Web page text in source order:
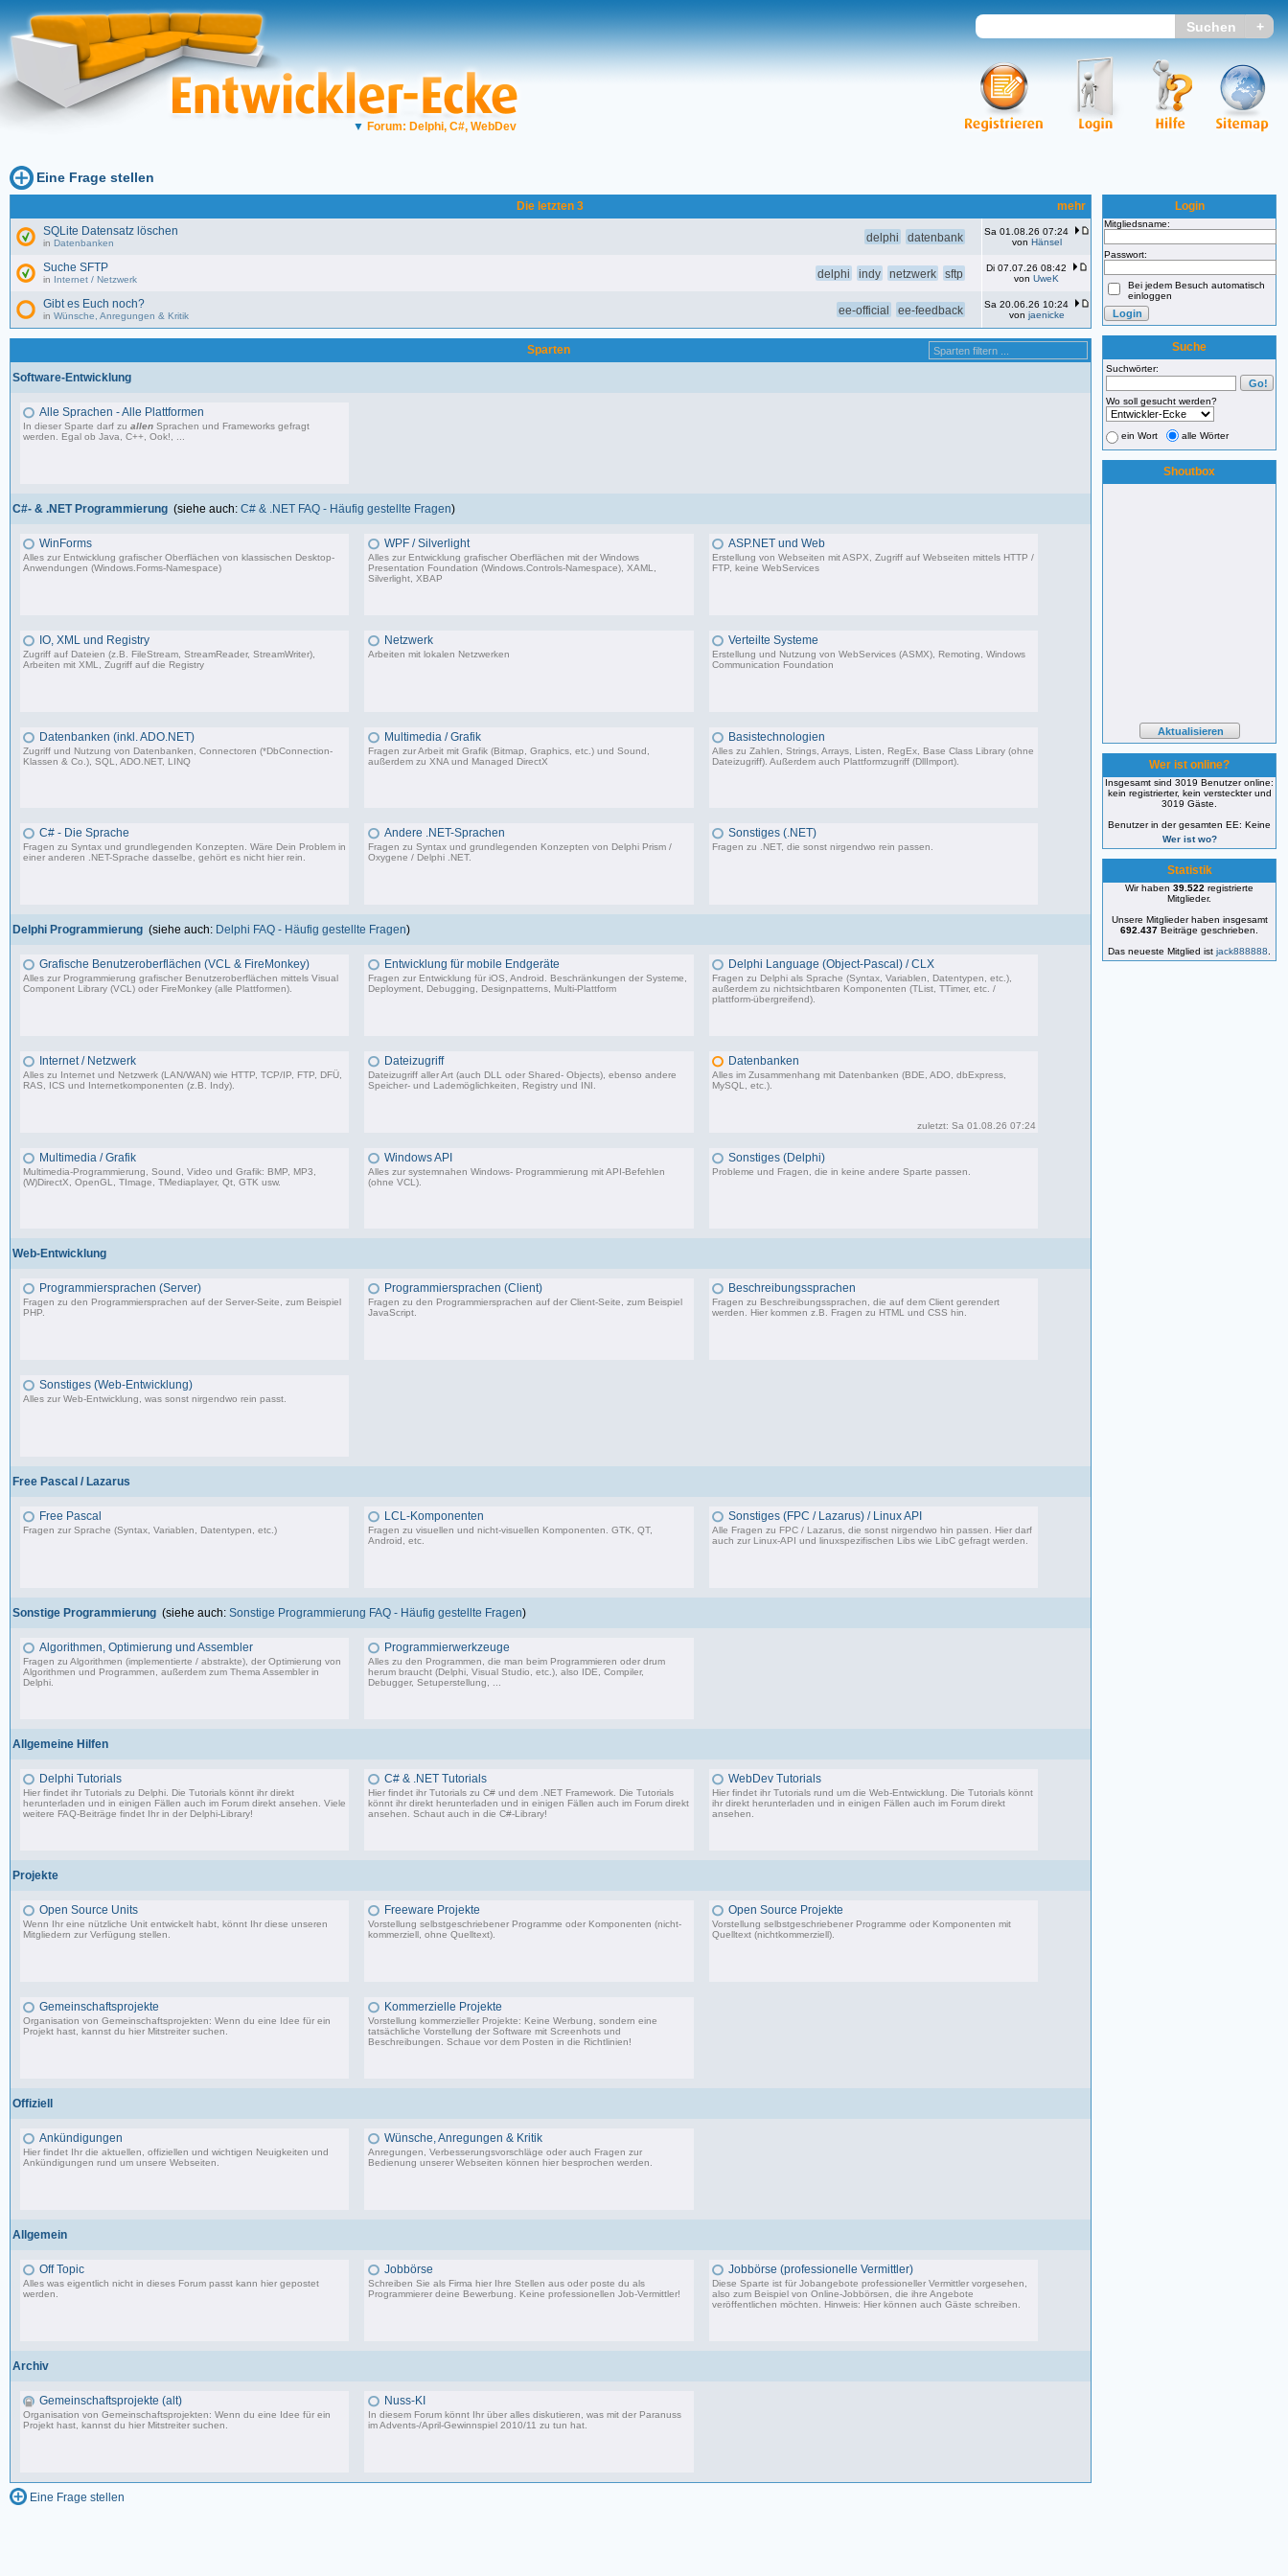
▼ Forum: Delphi, C#, WebDev
Eine Frage stellen
mehr
Die letzten 3
delphi datenbank
SQLite Datensatz löschen
in Datenbanken
Sa 01.08.26 07:24
von Hänsel
delphi indy netzwerk sftp
Suche SFTP
in Internet / Netzwerk
Di 07.07.26 08:42
von UweK
ee-official ee-feedback
Gibt es Euch noch?
in Wünsche, Anregungen & Kritik
Sa 20.06.26 10:24
von jaenicke
Sparten
Software-Entwicklung
Alle Sprachen - Alle Plattformen
In dieser Sparte darf zuallen Sprachen und Frameworks gefragt
werden. Egal ob Java, C++, Ook!, ...
C#- & .NET Programmierung (siehe auch: C# & .NET FAQ - Häufig gestellte Fragen)
WinForms
Alles zur Entwicklung grafischer Oberflächen von klassischen Desktop-
Anwendungen (Windows.Forms-Namespace)
WPF / Silverlight
Alles zur Entwicklung grafischer Oberflächen mit der Windows
Presentation Foundation (Windows.Controls-Namespace), XAML,
Silverlight, XBAP
ASP.NET und Web
Erstellung von Webseiten mit ASPX, Zugriff auf Webseiten mittels HTTP /
FTP, keine WebServices
IO, XML und Registry
Zugriff auf Dateien (z.B. FileStream, StreamReader, StreamWriter),
Arbeiten mit XML, Zugriff auf die Registry
Netzwerk
Arbeiten mit lokalen Netzwerken
Verteilte Systeme
Erstellung und Nutzung von WebServices (ASMX), Remoting, Windows
Communication Foundation
Datenbanken (inkl. ADO.NET)
Zugriff und Nutzung von Datenbanken, Connectoren (*DbConnection-
Klassen & Co.), SQL, ADO.NET, LINQ
Multimedia / Grafik
Fragen zur Arbeit mit Grafik (Bitmap, Graphics, etc.) und Sound,
außerdem zu XNA und Managed DirectX
Basistechnologien
Alles zu Zahlen, Strings, Arrays, Listen, RegEx, Base Class Library (ohne
Dateizugriff). Außerdem auch Plattformzugriff (DllImport).
C# - Die Sprache
Fragen zu Syntax und grundlegenden Konzepten. Wäre Dein Problem in
einer anderen .NET-Sprache dasselbe, gehört es nicht hier rein.
Andere .NET-Sprachen
Fragen zu Syntax und grundlegenden Konzepten von Delphi Prism /
Oxygene / Delphi .NET.
Sonstiges (.NET)
Fragen zu .NET, die sonst nirgendwo rein passen.
Delphi Programmierung (siehe auch: Delphi FAQ - Häufig gestellte Fragen)
Grafische Benutzeroberflächen (VCL & FireMonkey)
Alles zur Programmierung grafischer Benutzeroberflächen mittels Visual
Component Library (VCL) oder FireMonkey (alle Plattformen).
Entwicklung für mobile Endgeräte
Fragen zur Entwicklung für iOS, Android. Beschränkungen der Systeme,
Deployment, Debugging, Designpatterns, Multi-Plattform
Delphi Language (Object-Pascal) / CLX
Fragen zu Delphi als Sprache (Syntax, Variablen, Datentypen, etc.),
außerdem zu nichtsichtbaren Komponenten (TList, TTimer, etc. /
plattform-übergreifend).
Internet / Netzwerk
Alles zu Internet und Netzwerk (LAN/WAN) wie HTTP, TCP/IP, FTP, DFÜ,
RAS, ICS und Internetkomponenten (z.B. Indy).
Dateizugriff
Dateizugriff aller Art (auch DLL oder Shared- Objects), ebenso andere
Speicher- und Lademöglichkeiten, Registry und INI.
Datenbanken
Alles im Zusammenhang mit Datenbanken (BDE, ADO, dbExpress,
MySQL, etc.).
zuletzt: Sa 01.08.26 07:24
40.485 Beiträge, zuletzt: Sa 01.08.26 07:24
Multimedia / Grafik
Multimedia-Programmierung, Sound, Video und Grafik: BMP, MP3,
(W)DirectX, OpenGL, TImage, TMediaplayer, Qt, GTK usw.
Windows API
Alles zur systemnahen Windows- Programmierung mit API-Befehlen
(ohne VCL).
Sonstiges (Delphi)
Probleme und Fragen, die in keine andere Sparte passen.
Web-Entwicklung
Programmiersprachen (Server)
Fragen zu den Programmiersprachen auf der Server-Seite, zum Beispiel
PHP.
Programmiersprachen (Client)
Fragen zu den Programmiersprachen auf der Client-Seite, zum Beispiel
JavaScript.
Beschreibungssprachen
Fragen zu Beschreibungssprachen, die auf dem Client gerendert
werden. Hier kommen z.B. Fragen zu HTML und CSS hin.
Sonstiges (Web-Entwicklung)
Alles zur Web-Entwicklung, was sonst nirgendwo rein passt.
Free Pascal / Lazarus
Free Pascal
Fragen zur Sprache (Syntax, Variablen, Datentypen, etc.)
LCL-Komponenten
Fragen zu visuellen und nicht-visuellen Komponenten. GTK, QT,
Android, etc.
Sonstiges (FPC / Lazarus) / Linux API
Alle Fragen zu FPC / Lazarus, die sonst nirgendwo hin passen. Hier darf
auch zur Linux-API und linuxspezifischen Libs wie LibC gefragt werden.
Sonstige Programmierung (siehe auch: Sonstige Programmierung FAQ - Häufig gestellte Fragen)
Algorithmen, Optimierung und Assembler
Fragen zu Algorithmen (implementierte / abstrakte), der Optimierung von
Algorithmen und Programmen, außerdem zum Thema Assembler in
Delphi.
Programmierwerkzeuge
Alles zu den Programmen, die man beim Programmieren oder drum
herum braucht (Delphi, Visual Studio, etc.), also IDE, Compiler,
Debugger, Setuperstellung, ...
Allgemeine Hilfen
Delphi Tutorials
Hier findet ihr Tutorials zu Delphi. Die Tutorials könnt ihr direkt
herunterladen und in einigen Fällen auch im Forum direkt ansehen. Viele
weitere FAQ-Beiträge findet Ihr in der Delphi-Library!
C# & .NET Tutorials
Hier findet ihr Tutorials zu C# und dem .NET Framework. Die Tutorials
könnt ihr direkt herunterladen und in einigen Fällen auch im Forum direkt
ansehen. Schaut auch in die C#-Library!
WebDev Tutorials
Hier findet ihr Tutorials rund um die Web-Entwicklung. Die Tutorials könnt
ihr direkt herunterladen und in einigen Fällen auch im Forum direkt
ansehen.
Projekte
Open Source Units
Wenn Ihr eine nützliche Unit entwickelt habt, könnt Ihr diese unseren
Mitgliedern zur Verfügung stellen.
Freeware Projekte
Vorstellung selbstgeschriebener Programme oder Komponenten (nicht-
kommerziell, ohne Quelltext).
Open Source Projekte
Vorstellung selbstgeschriebener Programme oder Komponenten mit
Quelltext (nichtkommerziell).
Gemeinschaftsprojekte
Organisation von Gemeinschaftsprojekten: Wenn du eine Idee für ein
Projekt hast, kannst du hier Mitstreiter suchen.
Kommerzielle Projekte
Vorstellung kommerzieller Projekte: Keine Werbung, sondern eine
tatsächliche Vorstellung der Software mit Screenhots und
Beschreibungen. Schaue vor dem Posten in die Richtlinien!
Offiziell
Ankündigungen
Hier findet Ihr die aktuellen, offiziellen und wichtigen Neuigkeiten und
Ankündigungen rund um unsere Webseiten.
Wünsche, Anregungen & Kritik
Anregungen, Verbesserungsvorschläge oder auch Fragen zur
Bedienung unserer Webseiten können hier besprochen werden.
Allgemein
Off Topic
Alles was eigentlich nicht in dieses Forum passt kann hier gepostet
werden.
Jobbörse
Schreiben Sie als Firma hier Ihre Stellen aus oder poste du als
Programmierer deine Bewerbung. Keine professionellen Job-Vermittler!
Jobbörse (professionelle Vermittler)
Diese Sparte ist für Jobangebote professioneller Vermittler vorgesehen,
also zum Beispiel von Online-Jobbörsen, die ihre Angebote
veröffentlichen möchten. Hinweis: Hier können auch Gäste schreiben.
Archiv
Gemeinschaftsprojekte (alt)
Organisation von Gemeinschaftsprojekten: Wenn du eine Idee für ein
Projekt hast, kannst du hier Mitstreiter suchen.
Nuss-KI
In diesem Forum könnt Ihr über alles diskutieren, was mit der Paranuss
imAdvents-/April-Gewinnspiel 2010/11 zu tun hat.
Eine Frage stellen
Login
Mitgliedsname:
Passwort:
Bei jedem Besuch automatisch
einloggen
Suche
Suchwörter:
Wo soll gesucht werden?
ein Wort alle Wörter
Shoutbox
Wer ist online?
Insgesamt sind 3019 Benutzer online:
kein registrierter, kein versteckter und
3019 Gäste.
Benutzer in der gesamten EE: Keine
Wer ist wo?
Statistik
Wir haben 39.522 registrierte
Mitglieder.
Unsere Mitglieder haben insgesamt
692.437 Beiträge geschrieben.
Das neueste Mitglied ist jack888888.